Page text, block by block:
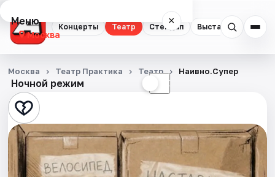
Концерты Театр Стендап Выставки
Меню ×
Москва
Концерты
Театр
Стендап
Выставки
Ночной режим ☾
Москва Театр Практика Театр Наивно.Супер